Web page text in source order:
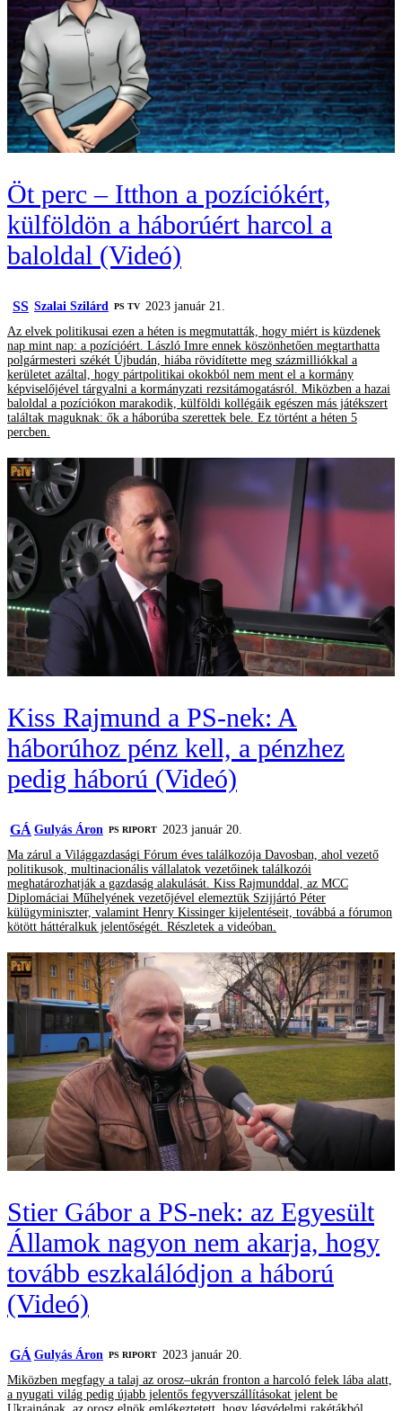
Öt perc – Itthon a pozíciókért,
külföldön a háborúért harcol a
baloldal (Videó)
SS Szalai Szilárd PS TV 2023 január 21.
Az elvek politikusai ezen a héten is megmutatták, hogy miért is küzdenek
nap mint nap: a pozícióért. László Imre ennek köszönhetően megtarthatta
polgármesteri székét Újbudán, hiába rövidítette meg százmilliókkal a
kerületet azáltal, hogy pártpolitikai okokból nem ment el a kormány
képviselőjével tárgyalni a kormányzati rezsitámogatásról. Miközben a hazai
baloldal a pozíciókon marakodik, külföldi kollégáik egészen más játékszert
találtak maguknak: ők a háborúba szerettek bele. Ez történt a héten 5
percben.
Kiss Rajmund a PS-nek: A
háborúhoz pénz kell, a pénzhez
pedig háború (Videó)
GÁ Gulyás Áron ‎PS RIPORT
2023 január 20.
Ma zárul a Világgazdasági Fórum éves találkozója Davosban, ahol vezető
politikusok, multinacionális vállalatok vezetőinek találkozói
meghatározhatják a gazdaság alakulását. Kiss Rajmunddal, az MCC
Diplomáciai Műhelyének vezetőjével elemeztük Szijjártó Péter
külügyminiszter, valamint Henry Kissinger kijelentéseit, továbbá a fórumon
kötött háttéralkuk jelentőségét. Részletek a videóban.
Stier Gábor a PS-nek: az Egyesült
Államok nagyon nem akarja, hogy
tovább eszkalálódjon a háború
(Videó)
GÁ Gulyás Áron ‎PS RIPORT
2023 január 20.
Miközben megfagy a talaj az orosz–ukrán fronton a harcoló felek lába alatt,
a nyugati világ pedig újabb jelentős fegyverszállításokat jelent be